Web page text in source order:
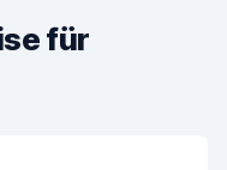
für